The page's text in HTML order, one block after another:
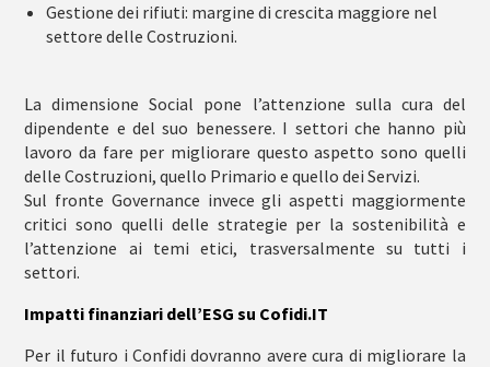
Gestione dei rifiuti: margine di crescita maggiore nel
settore delle Costruzioni.
La dimensione Social pone l’attenzione sulla cura del
dipendente e del suo benessere. I settori che hanno più
lavoro da fare per migliorare questo aspetto sono quelli
delle Costruzioni, quello Primario e quello dei Servizi.
Sul fronte Governance invece gli aspetti maggiormente
critici sono quelli delle strategie per la sostenibilità e
l’attenzione ai temi etici, trasversalmente su tutti i
settori.
Impatti finanziari dell’ESG su Cofidi.IT
Per il futuro i Confidi dovranno avere cura di migliorare la